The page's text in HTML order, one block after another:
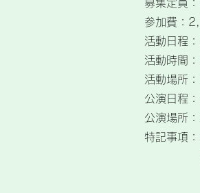
募集定員
参加費：
活動日程
活動時間
活動場所
公演日程
公演場所
特記事項
音響・